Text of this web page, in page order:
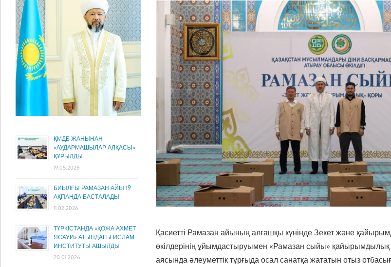
Қасиетті Рамазан айының алғашқы күнінде Зекет және
өкілдерінің ұйымдастыруымен «Рамазан сыйы» қайырымдылық
аясында әлеуметтік тұрғыда осал санатқа жататын отыз
ҚМДБ ЖАНЫНАН
«АУДАРМАШЫЛАР АЛҚАСЫ»
ҚҰРЫЛДЫ
19.05.2026
БИЫЛҒЫ РАМАЗАН АЙЫ 19
АҚПАНДА БАСТАЛАДЫ
11.02.2026
ТҮРКІСТАНДА «ҚОЖА АХМЕТ
ЯСАУИ» АТЫНДАҒЫ ИСЛАМ
ИНСТИТУТЫ АШЫЛДЫ
20.01.2026